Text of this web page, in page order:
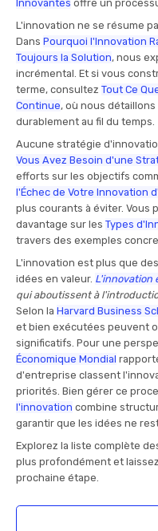
Innovantes offre un
L'innovation ne se résume
Dans Pourquoi l'Innovation
Toujours la Solution, nous
incrémental. Et si vous
terme, consultez Tout Ce
Continue, où nous
durablement au fil du temps.
Aucune stratégie
Vous Avez Besoin d'une
efforts sur les objectifs
l'Échec de Votre Innovation
plus courants à éviter. Vous
davantage sur les Types
travers des exemples
L'innovation est plus que
idées en valeur. L'innovation
qui aboutissent à
Selon la Harvard Business
et bien exécutées peuvent
significatifs. Pour une
Économique Mondial
d'entreprise classent
priorités. Bien gérer ce
l'innovation combine
garantir que les idées ne
Explorez la liste complète
plus profondément et
prochaine étape.